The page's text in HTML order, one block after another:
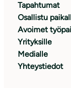
Tapahtumat
Osallistu
Avoimet
Yrityksille
Medialle
Yhteystiedot